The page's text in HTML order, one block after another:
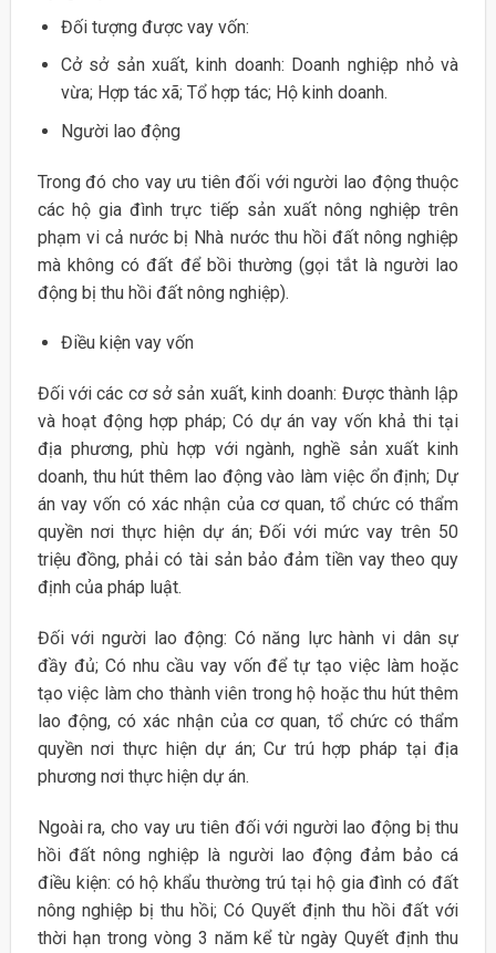
Đối tượng được vay vốn:
Cở sở sản xuất, kinh doanh: Doanh nghiệp nhỏ và
vừa; Hợp tác xã; Tổ hợp tác; Hộ kinh doanh.
Người lao động
Trong đó cho vay ưu tiên đối với người lao động thuộc
các hộ gia đình trực tiếp sản xuất nông nghiệp trên
phạm vi cả nước bị Nhà nước thu hồi đất nông nghiệp
mà không có đất để bồi thường (gọi tắt là người lao
động bị thu hồi đất nông nghiệp).
Điều kiện vay vốn
Đối với các cơ sở sản xuất, kinh doanh: Được thành lập
và hoạt động hợp pháp; Có dự án vay vốn khả thi tại
địa phương, phù hợp với ngành, nghề sản xuất kinh
doanh, thu hút thêm lao động vào làm việc ổn định; Dự
án vay vốn có xác nhận của cơ quan, tổ chức có thẩm
quyền nơi thực hiện dự án; Đối với mức vay trên 50
triệu đồng, phải có tài sản bảo đảm tiền vay theo quy
định của pháp luật.
Đối với người lao động: Có năng lực hành vi dân sự
đầy đủ; Có nhu cầu vay vốn để tự tạo việc làm hoặc
tạo việc làm cho thành viên trong hộ hoặc thu hút thêm
lao động, có xác nhận của cơ quan, tổ chức có thẩm
quyền nơi thực hiện dự án; Cư trú hợp pháp tại địa
phương nơi thực hiện dự án.
Ngoài ra, cho vay ưu tiên đối với người lao động bị thu
hồi đất nông nghiệp là người lao động đảm bảo cá
điều kiện: có hộ khẩu thường trú tại hộ gia đình có đất
nông nghiệp bị thu hồi; Có Quyết định thu hồi đất với
thời hạn trong vòng 3 năm kể từ ngày Quyết định thu